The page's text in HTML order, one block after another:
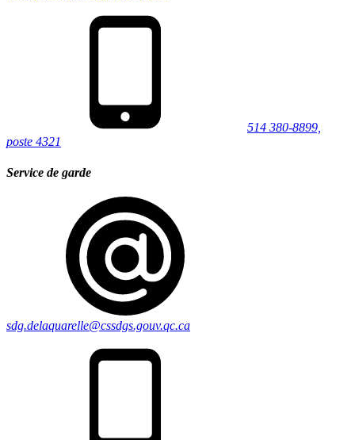
514 380-8899,
poste 4321
Service de garde
sdg.delaquarelle@cssdgs.gouv.qc.ca